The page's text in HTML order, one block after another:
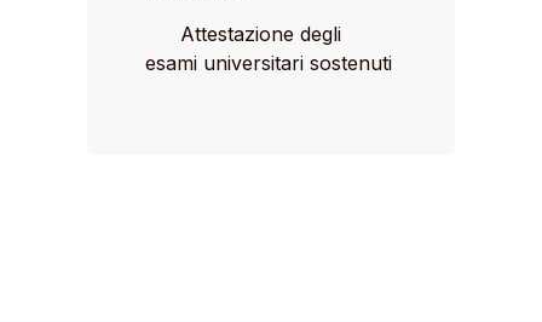
Attestazione degli
esami universitari sostenuti